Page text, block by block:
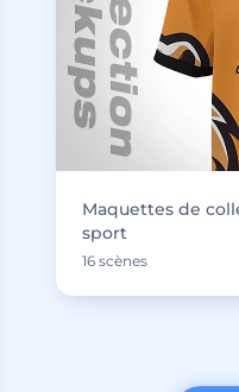
Maquettes de
sport
16 scènes